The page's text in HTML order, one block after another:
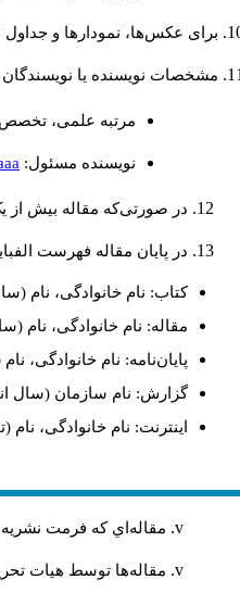
برای عکس‌ها، نمودارها و
مشخصات نویسنده یا
مرتبه علمی،
نويسنده مسئول:
در صورتی‌که مقاله بیش از
در پایان مقاله فهرست
کتاب: نام خانوادگی، نام
مقاله: نام خانوادگی، نام
پایان‌نامه: نام خانوادگی،
گزارش: نام سازمان (سال
اینترنت: نام خانوادگی،
مقاله‌اي كه فرمت
مقاله‌ها توسط هیات